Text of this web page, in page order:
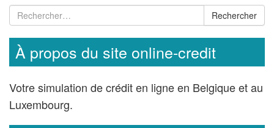
Rechercher
À propos du site online-credit
Votre simulation de crédit en ligne en Belgique et au
Luxembourg.